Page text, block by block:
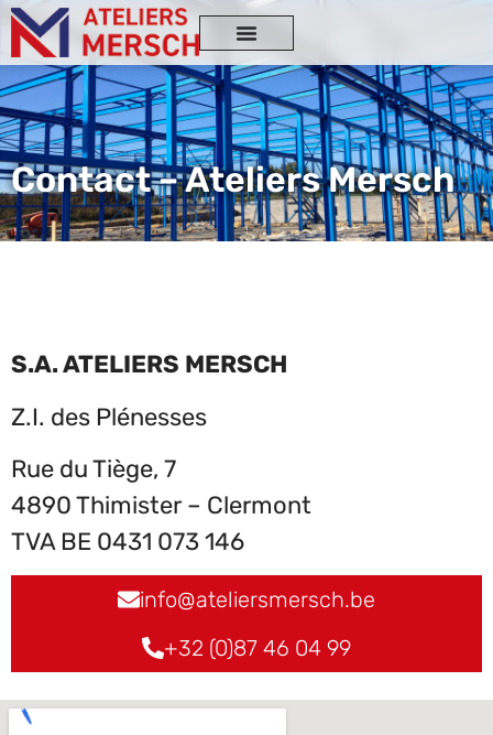
Contact – Ateliers Mersch
S.A. ATELIERS MERSCH
Z.I. des Plénesses
Rue du Tiège, 7
4890 Thimister – Clermont
TVA BE 0431 073 146
info@ateliersmersch.be
+32 (0)87 46 04 99